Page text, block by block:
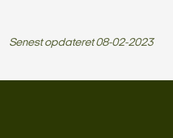
Senest opdateret08-02-2023